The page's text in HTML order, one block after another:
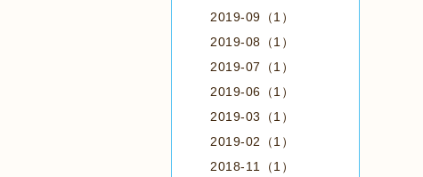
2019-09（1）
2019-08（1）
2019-07（1）
2019-06（1）
2019-03（1）
2019-02（1）
2018-11（1）